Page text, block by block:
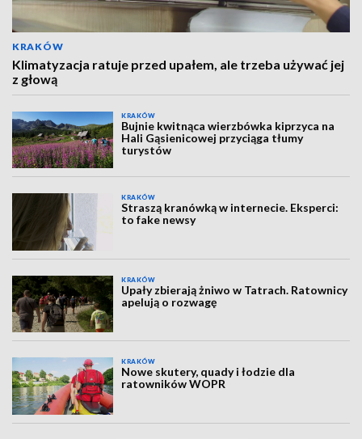
KRAKÓW
Klimatyzacja ratuje przed upałem, ale trzeba używać jej
z głową
KRAKÓW
Bujnie kwitnąca wierzbówka kiprzyca na
Hali Gąsienicowej przyciąga tłumy
turystów
KRAKÓW
Straszą kranówką w internecie. Eksperci:
to fake newsy
KRAKÓW
Upały zbierają żniwo w Tatrach. Ratownicy
apelują o rozwagę
KRAKÓW
Nowe skutery, quady i łodzie dla
ratowników WOPR